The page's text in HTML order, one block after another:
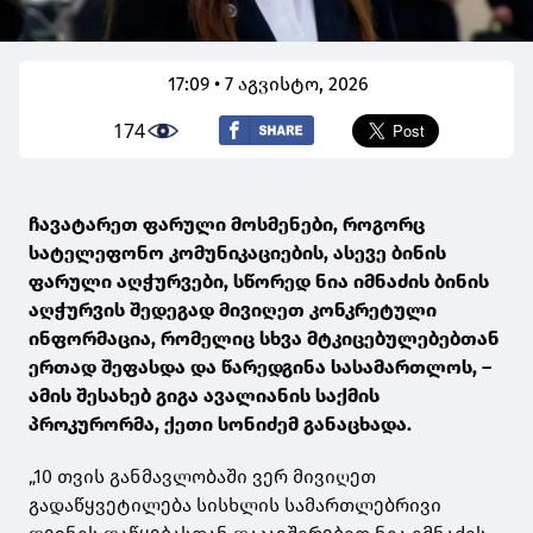
17:09 • 7 აგვისტო, 2026
174
ჩავატარეთ ფარული მოსმენები, როგორც
სატელეფონო კომუნიკაციების, ასევე ბინის
ფარული აღჭურვები, სწორედ ნია იმნაძის ბინის
აღჭურვის შედეგად მივიღეთ კონკრეტული
ინფორმაცია, რომელიც სხვა მტკიცებულებებთან
ერთად შეფასდა და წარედგინა სასამართლოს, –
ამის შესახებ გიგა ავალიანის საქმის
პროკურორმა, ქეთი სონიძემ განაცხადა.
„10 თვის განმავლობაში ვერ მივიღეთ
გადაწყვეტილება სისხლის სამართლებრივი